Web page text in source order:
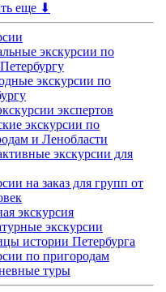
еще ⬇
экскурсии по
экскурсии по
экспертов
экскурсии по
и Ленобласти
экскурсии для
на заказ для групп от
экскурсия
экскурсии
истории Петербурга
по пригородам
туры